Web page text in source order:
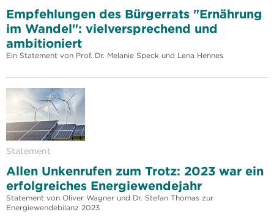
Empfehlungen des Bürgerrats "Ernährung
im Wandel": vielversprechend und
ambitioniert
Ein Statement von Prof. Dr. Melanie Speck und Lena Hennes
Statement
Allen Unkenrufen zum Trotz: 2023 war ein
erfolgreiches Energiewendejahr
Statement von Oliver Wagner und Dr. Stefan Thomas zur
Energiewendebilanz 2023